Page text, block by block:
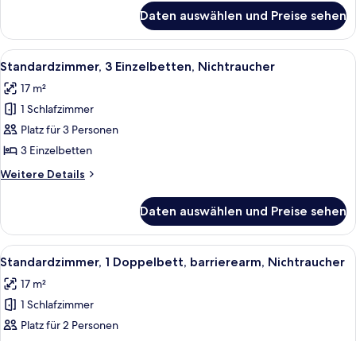
Mehrere
Betten,
Nichtraucher
Daten auswählen und Preise sehen
Alle
Fotos
für
Standardzimmer,
3 Einzelbetten,
Nichtraucher
anzeigen
Ein Hotelzimmer mit drei
10
Standardzimmer, 3 Einzelbetten, Nichtraucher
17 m²
1 Schlafzimmer
Platz für 3 Personen
3 Einzelbetten
Weitere Details
Weitere
3 Einzelbetten,
Nichtraucher
Daten auswählen und Preise sehen
Alle
Fotos
für
Standardzimmer,
1
Ein Hotelzimmer mit einem großen
7
Standardzimmer, 1 Doppelbett, barrierearm, Nichtraucher
17 m²
1 Schlafzimmer
Platz für 2 Personen